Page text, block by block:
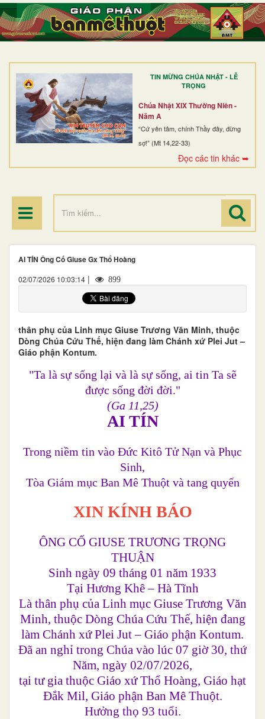
TIN MỪNG CHÚA NHẬT - LỄ
TRỌNG
Chúa Nhật XIX Thường Niên -
Năm A
“Cứ yên tâm, chính Thầy đây, đừng
sợ!” (Mt 14,22-33)
Đọc các tin khác ➥
TRANG NHẤT
GIỚI THIỆU
DÒNG TU
BAN MỤC VỤ
ĐOÀN THỂ CG
AI TÍN Ông Cố Giuse Gx Thổ Hoàng
02/07/2026 10:03:14 | 899
thân phụ của Linh mục Giuse Trương Văn Minh, thuộc
Dòng Chúa Cứu Thế, hiện đang làm Chánh xứ Plei Jut –
Giáo phận Kontum.
"Ta là sự sống lại và là sự sống, ai tin Ta sẽ
được sống đời đời."
(Ga 11,25)
AI TÍN
Trong niềm tin vào Đức Kitô Tử Nạn và Phục
Sinh,
Tòa Giám mục Ban Mê Thuột và tang quyến
XIN KÍNH BÁO
ÔNG CỐ GIUSE TRƯƠNG TRỌNG
THUẬN
Sinh ngày 09 tháng 01 năm 1933
Tại Hương Khê – Hà Tĩnh
Là thân phụ của Linh mục Giuse Trương Văn
Minh, thuộc Dòng Chúa Cứu Thế, hiện đang
làm Chánh xứ Plei Jut – Giáo phận Kontum.
Đã an nghỉ trong Chúa vào lúc 07 giờ 30, thứ
Năm, ngày 02/07/2026,
tại tư gia thuộc Giáo xứ Thổ Hoàng, Giáo hạt
Đắk Mil, Giáo phận Ban Mê Thuột.
Hưởng thọ 93 tuổi.